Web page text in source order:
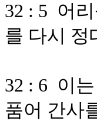
32 : 5 어
를 다시 정
32 : 6 이
품어 간사